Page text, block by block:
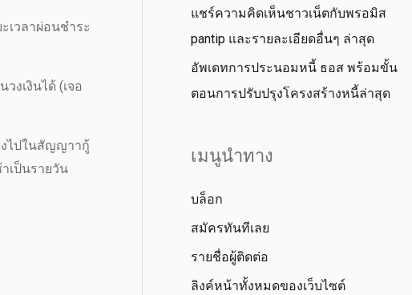
เวลาผ่อนชำระ
งเงินได้ (เจอ
ไปในสัญญาากู้
เป็นรายวัน
แชร์ความคิดเห็นชาวเน็ตกับพรอมิส
pantip และรายละเอียดอื่นๆ ล่าสุด
อัพเดทการประนอมหนี้ ธอส พร้อมขั้น
ตอนการปรับปรุงโครงสร้างหนี้ล่าสุด
เมนูนำทาง
บล็อก
สมัครทันทีเลย
รายชื่อผู้ติดต่อ
ลิงค์หน้าทั้งหมดของเว็บไซต์